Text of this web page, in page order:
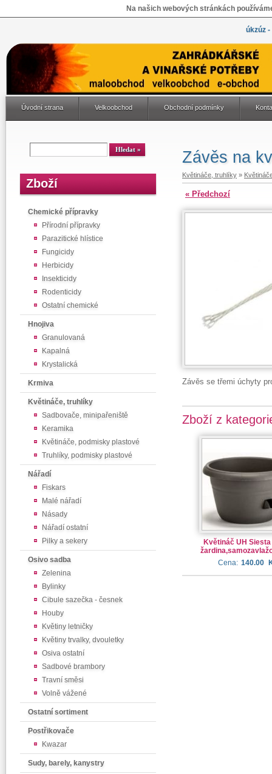
Na našich webových stránkách
úkzúz
Úvodní strana Velkoobchod Obchodní podmínky
Zboží
Chemické přípravky
Přírodní přípravky
Parazitické hlístice
Fungicidy
Herbicidy
Insekticidy
Rodenticidy
Ostatní chemické
Hnojiva
Granulovaná
Kapalná
Krystalická
Krmiva
Květináče, truhlíky
Sadbovače, minipařeniště
Keramika
Květináče, podmisky plastové
Truhlíky, podmisky plastové
Nářadí
Fiskars
Malé nářadí
Násady
Nářadí ostatní
Pilky a sekery
Osivo sadba
Zelenina
Bylinky
Cibule sazečka - česnek
Houby
Květiny letničky
Květiny trvalky, dvouletky
Osiva ostatní
Sadbové brambory
Travní směsi
Volně vážené
Ostatní sortiment
Postřikovače
Kwazar
Sudy, barely, kanystry
Závěs na
Květináče, truhlíky »
« Předchozí
Závěs se třemi úchyty
Zboží z
Květináč UH
Cena: 140.00